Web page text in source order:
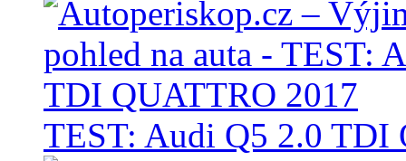
TEST: Audi Q5 2.0 TDI